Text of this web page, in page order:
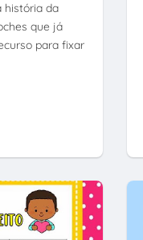
história da
que já
para fixar